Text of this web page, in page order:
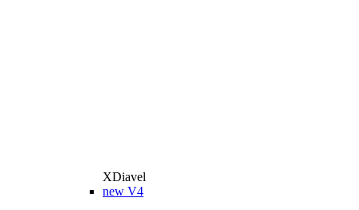
XDiavel
new V4